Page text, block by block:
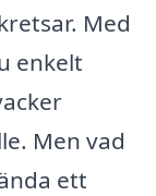
Med
enkelt
Men vad
ett